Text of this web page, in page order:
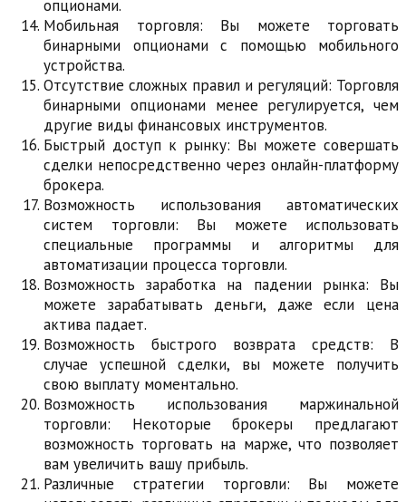
опционами.
Мобильная торговля: Вы можете торговать
бинарными опционами с помощью мобильного
устройства.
Отсутствие сложных правил и регуляций: Торговля
бинарными опционами менее регулируется, чем
другие виды финансовых инструментов.
Быстрый доступ к рынку: Вы можете совершать
сделки непосредственно через онлайн-платформу
брокера.
Возможность использования автоматических
систем торговли: Вы можете использовать
специальные программы и алгоритмы для
автоматизации процесса торговли.
Возможность заработка на падении рынка: Вы
можете зарабатывать деньги, даже если цена
актива падает.
Возможность быстрого возврата средств: В
случае успешной сделки, вы можете получить
свою выплату моментально.
Возможность использования маржинальной
торговли: Некоторые брокеры предлагают
возможность торговать на марже, что позволяет
вам увеличить вашу прибыль.
Различные стратегии торговли: Вы можете